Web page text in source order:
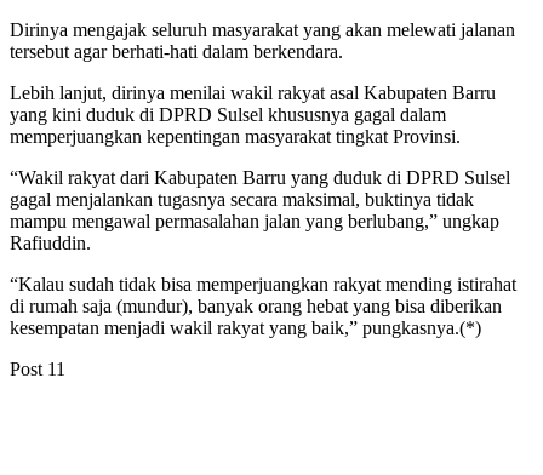
Dirinya mengajak seluruh masyarakat yang akan melewati jalanan
tersebut agar berhati-hati dalam berkendara.
Lebih lanjut, dirinya menilai wakil rakyat asal Kabupaten Barru
yang kini duduk di DPRD Sulsel khususnya gagal dalam
memperjuangkan kepentingan masyarakat tingkat Provinsi.
“Wakil rakyat dari Kabupaten Barru yang duduk di DPRD Sulsel
gagal menjalankan tugasnya secara maksimal, buktinya tidak
mampu mengawal permasalahan jalan yang berlubang,” ungkap
Rafiuddin.
“Kalau sudah tidak bisa memperjuangkan rakyat mending istirahat
di rumah saja (mundur), banyak orang hebat yang bisa diberikan
kesempatan menjadi wakil rakyat yang baik,” pungkasnya.(*)
Post 11